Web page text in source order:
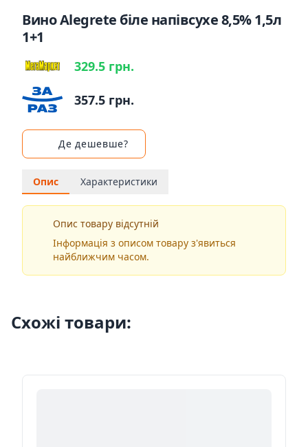
Вино Alegrete біле напівсухе 8,5% 1,5л
1+1
329.5 грн.
357.5 грн.
Де дешевше?
Опис Характеристики
Опис товару відсутній
Інформація з описом товару з'явиться
найближчим часом.
Схожі товари: